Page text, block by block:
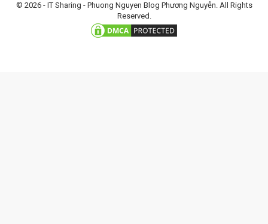
© 2026 - IT Sharing - Phuong Nguyen Blog Phương Nguyễn. All Rights
Reserved.